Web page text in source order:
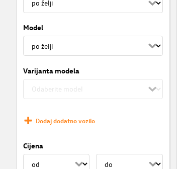
Model
Varijanta modela
Dodaj dodatno vozilo
Cijena